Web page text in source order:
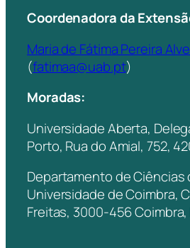
Coordenadora da
Maria de Fátima Pereira
(fatimaa@uab.pt)
Moradas:
Universidade Aberta,
Porto, Rua do Amial, 752,
Departamento de Ciências
Universidade de Coimbra,
Freitas, 3000-456